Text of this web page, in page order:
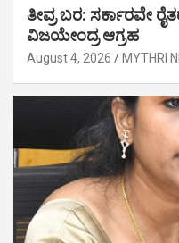
ತೀವ್ರ ಬರ: ಸರ್ಕಾರವೇ
ವಿಜಯೇಂದ್ರ ಆಗ್ರಹ
August 4, 2026 MYTHRI